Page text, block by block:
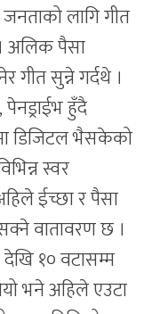
लागि गीत
। अलिक पैसा
गीत सुन्ने गर्दथे ।
हुँदै
डिजिटल भैसकेको
स्वर
ईच्छा र पैसा
वातावरण छ ।
१० वटासम्म
भने अहिले एउटा